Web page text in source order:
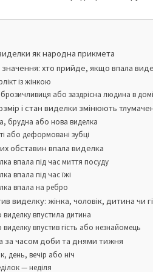
як народна прикмета
значення: хто прийде, якщо впала
із жінкою
або заздрісна людина в домі
і стан виделки змінюють
брудна або нова виделка
або деформовані зубці
обставин впала виделка
впала під час миття посуду
впала під час їжі
впала на ребро
виделку: жінка, чоловік, дитина чи
впустила дитина
впустив гість або незнайомець
за часом доби та днями тижня
день, вечір або ніч
— неділя